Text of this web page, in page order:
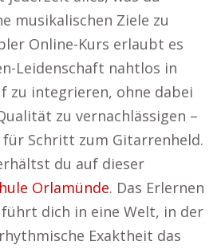
musikalischen Ziele zu
Online-Kurs erlaubt es
Leidenschaft nahtlos in
zu integrieren, ohne dabei
zu vernachlässigen –
Schritt zum Gitarrenheld.
du auf dieser
Orlamünde. Das Erlernen
dich in eine Welt, in der
Exaktheit das